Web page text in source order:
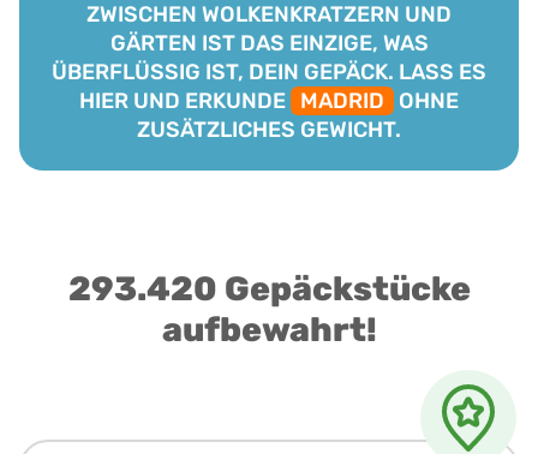
ZWISCHEN WOLKENKRATZERN UND
GÄRTEN IST DAS EINZIGE, WAS
ÜBERFLÜSSIG IST, DEIN GEPÄCK. LASS ES
HIER UND ERKUNDE MADRID
OHNE
ZUSÄTZLICHES GEWICHT.
293.420 Gepäckstücke
aufbewahrt!